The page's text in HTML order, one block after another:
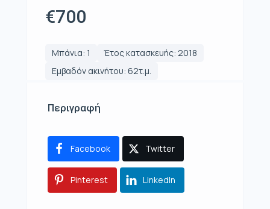
€700
Μπάνια: 1
Έτος κατασκευής: 2018
Εμβαδόν ακινήτου: 62τ.μ.
Περιγραφή
Facebook Twitter
Pinterest LinkedIn